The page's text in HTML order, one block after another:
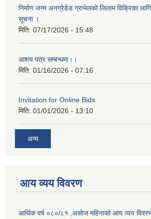
निर्माण जन्य अनग्रेडेड ग्राभेलको लिलाम विक्रिका
सूचना ।
मिति: 07/17/2026 - 15:48
आशय पत्र सम्बन्धमा।।
मिति: 01/16/2026 - 07:16
Invitation for Online Bids
मिति: 01/01/2026 - 13:10
अन्य
आय व्यय विवरण
आर्थिक वर्ष ०८०/८१ ,असोज महिनाको आय व्यय